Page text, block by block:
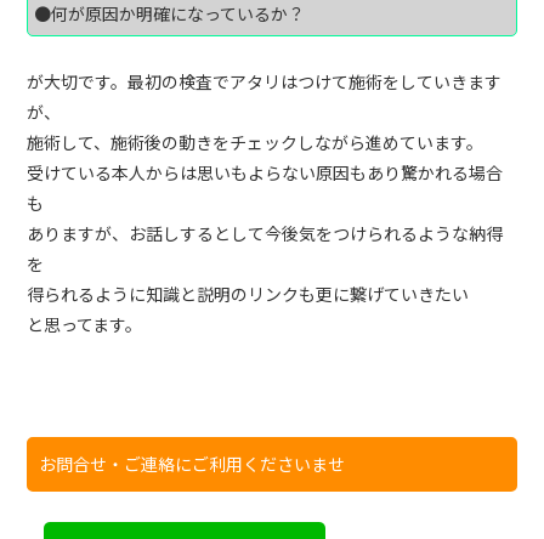
●何が原因か明確になっているか？
が大切です。最初の検査でアタリはつけて施術をしていきます
が、
施術して、施術後の動きをチェックしながら進めています。
受けている本人からは思いもよらない原因もあり驚かれる場合
も
ありますが、お話しするとして今後気をつけられるような納得
を
得られるように知識と説明のリンクも更に繋げていきたい
と思ってます。
お問合せ・ご連絡にご利用くださいませ